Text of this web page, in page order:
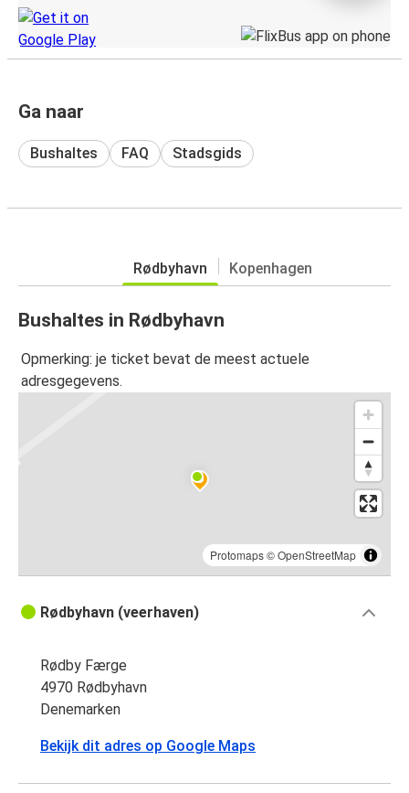
Ga naar
Bushaltes FAQ Stadsgids
Rødbyhavn Kopenhagen
Bushaltes in Rødbyhavn
Opmerking: je ticket bevat de meest actuele
adresgegevens.
Protomaps©OpenStreetMap
Rødbyhavn (veerhaven)
Rødby Færge
4970 Rødbyhavn
Denemarken
Bekijk dit adres op Google Maps